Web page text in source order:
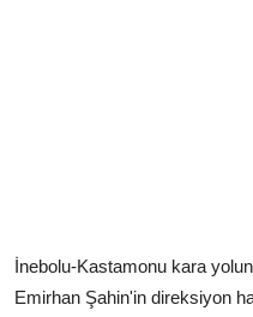
İnebolu-Kastamonu kara
Emirhan Şahin'in direksiyon